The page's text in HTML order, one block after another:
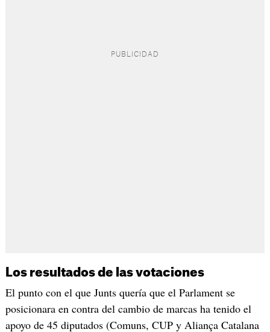
Los resultados de las votaciones
El punto con el que Junts quería que el Parlament se
posicionara en contra del cambio de marcas ha tenido el
apoyo de 45 diputados (Comuns, CUP y Aliança Catalana